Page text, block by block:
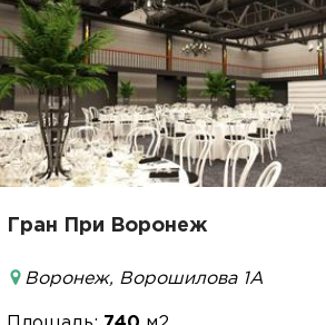
Гран При Воронеж
Воронеж, Ворошилова 1А